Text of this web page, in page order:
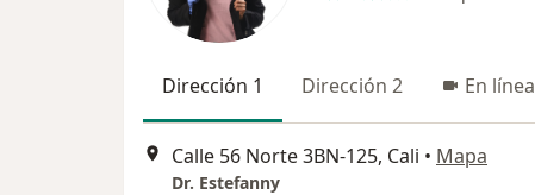
Dirección 1 Dirección 2 En línea
Calle 56 Norte 3BN-125, Cali • Mapa
Dr. Estefanny